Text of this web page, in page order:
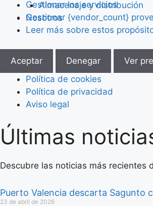
Gestionar los servicios
Gestionar {vendor_count}
Leer más sobre estos
Aceptar Denegar Ver
Política de cookies
Política de privacidad
Aviso legal
Saltar
al
Almacenaje y distribución
Nosotros
Últimas
Descubre las noticias más recientes
Puerto Valencia descarta Sagunto
23 de abril de 2026